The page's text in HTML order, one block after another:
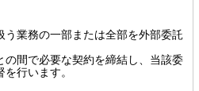
業務の一部または全部を外部委託
の間で必要な契約を締結し、当該委
行います。